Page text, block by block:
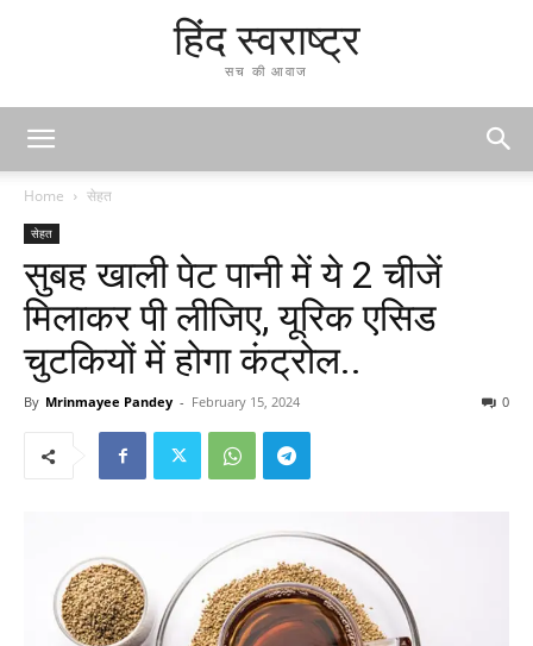
हिंद स्वराष्ट्र
सच की आवाज
Home सेहत
सेहत
सुबह खाली पेट पानी में ये 2 चीजें
मिलाकर पी लीजिए, यूरिक एसिड
चुटकियों में होगा कंट्रोल..
By Mrinmayee Pandey - February 15, 2024 0